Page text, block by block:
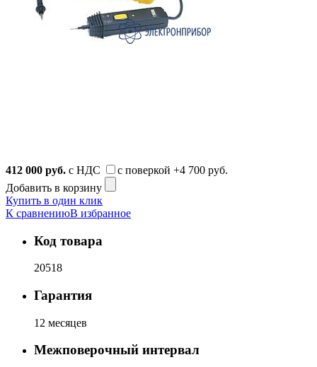
412 000 руб. с НДС с поверкой +4 700 руб.
Добавить в корзину
Купить в один клик
К сравнениюВ избранное
Код товара
20518
Гарантия
12 месяцев
Межповерочный интервал